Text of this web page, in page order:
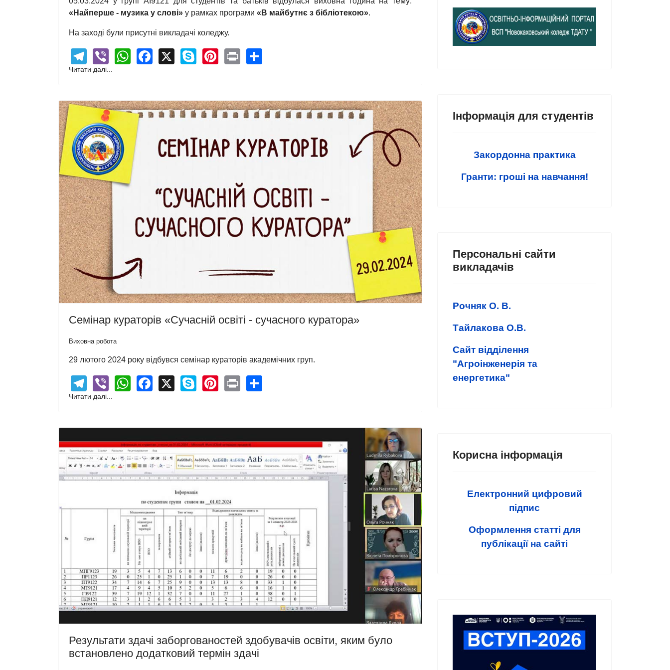
«Найперше - музика у слові» у рамках програми «В майбутнє з бібліотекою».
На заході були присутні викладачі коледжу.
Telegram
ViberWhatsApp
Facebook
X SkypePinterest
Print
Читати далі...
Семінар кураторів «Сучасній освіті - сучасного куратора»
Виховна робота
29 лютого 2024 року відбувся семінар кураторів академічних груп.
Telegram
ViberWhatsApp
Facebook
X SkypePinterest
Print
Читати далі...
Результати здачі заборгованостей здобувачів освіти, яким було
встановлено додатковий термін здачі
Інформація для студентів
Закордонна практика
Гранти: гроші на навчання!
Персональні сайти
викладачів
Рочняк О. В.
Тайлакова О.В.
Сайт відділення
"Агроінженерія та
енергетика"
Корисна інформація
Електронний цифровий
підпис
Оформлення статті для
публікації на сайті